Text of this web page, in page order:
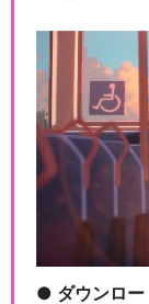
ダウンロ